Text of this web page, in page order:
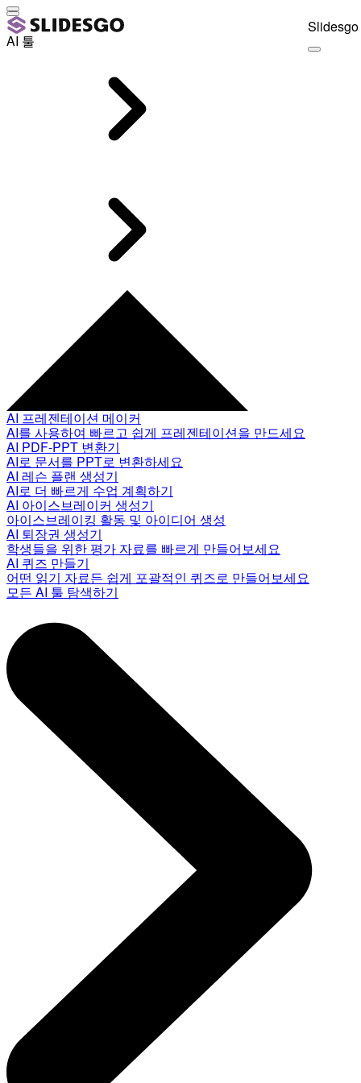
AI 툴
AI 프레젠테이션 메이커
AI를 사용하여 빠르고 쉽게 프레젠테이션을 만드세요
AI PDF-PPT 변환기
AI로 문서를 PPT로 변환하세요
AI 레슨 플랜 생성기
AI로 더 빠르게 수업 계획하기
AI 아이스브레이커 생성기
아이스브레이킹 활동 및 아이디어 생성
AI 퇴장권 생성기
학생들을 위한 평가 자료를 빠르게 만들어보세요
AI 퀴즈 만들기
어떤 읽기 자료든 쉽게 포괄적인 퀴즈로 만들어보세요
모든 AI 툴 탐색하기